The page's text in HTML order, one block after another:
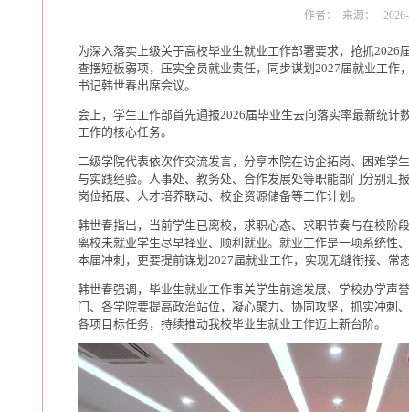
作者： 来源： 2026-
为深入落实上级关于高校毕业生就业工作部署要求，抢抓
查摆短板弱项，压实全员就业责任，同步谋划2027届就业工
书记韩世春出席会议。
会上，学生工作部首先通报2026届毕业生去向落实率最新统
工作的核心任务。
二级学院代表依次作交流发言，分享本院在访企拓岗、困难学
与实践经验。人事处、教务处、合作发展处等职能部门分别汇
岗位拓展、人才培养联动、校企资源储备等工作计划。
韩世春指出，当前学生已离校，求职心态、求职节奏与在校阶
离校未就业学生尽早择业、顺利就业。就业工作是一项系统性
本届冲刺，更要提前谋划2027届就业工作，实现无缝衔接、常
韩世春强调，毕业生就业工作事关学生前途发展、学校办学声
门、各学院要提高政治站位，凝心聚力、协同攻坚，抓实冲刺
各项目标任务，持续推动我校毕业生就业工作迈上新台阶。